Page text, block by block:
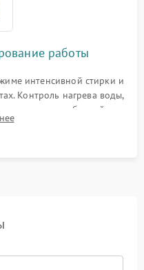
работы
интенсивной стирки и
Контроль нагрева воды,
излишних вибраций,
под корпусом.